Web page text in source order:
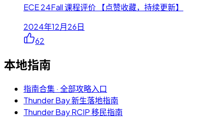
ECE 24Fall 课程评价 【点赞收藏，持续更新】
2024年12月26日
62
本地指南
指南合集 · 全部攻略入口
Thunder Bay 新生落地指南
Thunder Bay RCIP 移民指南